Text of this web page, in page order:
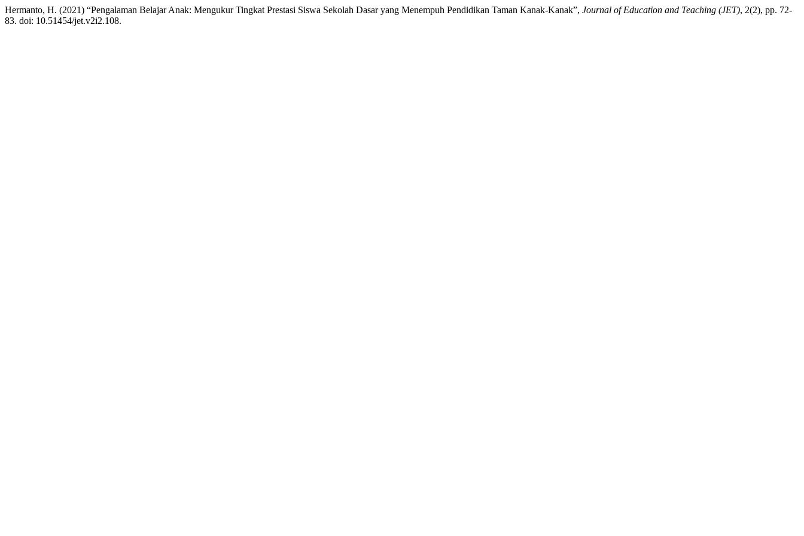
Hermanto, H. (2021) “Pengalaman Belajar Anak: Mengukur Tingkat Prestasi Siswa Sekolah Dasar yang Menempuh Pendidikan Taman Kanak-Kanak”, Journal of Education and Teaching (JET), 2(2), pp. 72-
83. doi: 10.51454/jet.v2i2.108.